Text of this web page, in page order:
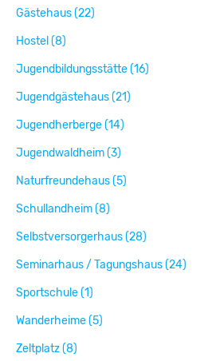
Gästehaus (22)
Hostel (8)
Jugendbildungsstätte (16)
Jugendgästehaus (21)
Jugendherberge (14)
Jugendwaldheim (3)
Naturfreundehaus (5)
Schullandheim (8)
Selbstversorgerhaus (28)
Seminarhaus / Tagungshaus (24)
Sportschule (1)
Wanderheime (5)
Zeltplatz (8)